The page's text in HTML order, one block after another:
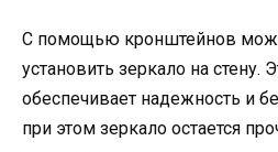
С помощью кронштейнов
установить зеркало на стену.
обеспечивает надежность и
при этом зеркало остается